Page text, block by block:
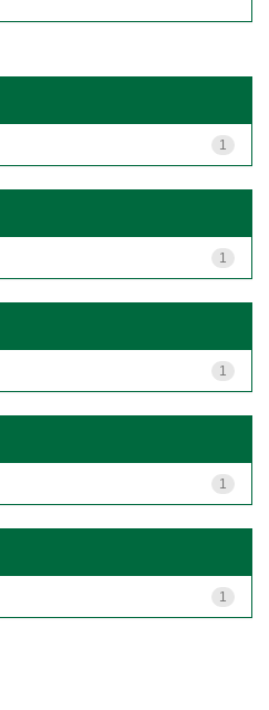
1
1
1
1
1